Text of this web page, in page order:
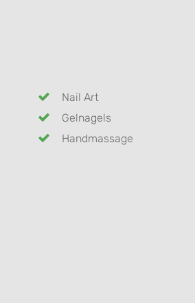
Nail Art
Gelnagels
Handmassage